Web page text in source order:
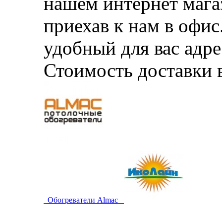
приехав к нам в
удобный для вас
Стоимость
Обогреватели Almac